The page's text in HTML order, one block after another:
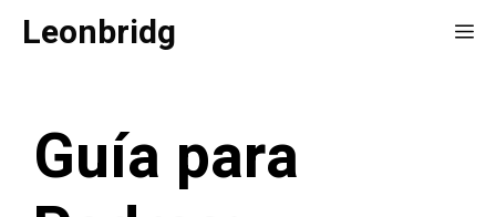
SaltarLeonbridg
Guía para